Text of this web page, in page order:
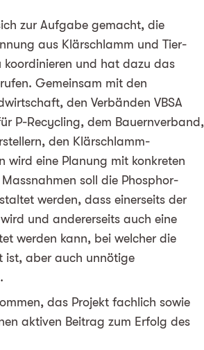
zur Aufgabe gemacht, die
aus Klärschlamm und Tier-
koordinieren und hat dazu das
Gemeinsam mit den
den Verbänden VBSA
P-Recycling, dem Bauernverband,
den Klärschlamm-
wird eine Planung mit konkreten
soll die Phosphor-
werden, dass einerseits der
und andererseits auch eine
werden kann, bei welcher die
ist, aber auch unnötige
das Projekt fachlich sowie
aktiven Beitrag zum Erfolg des